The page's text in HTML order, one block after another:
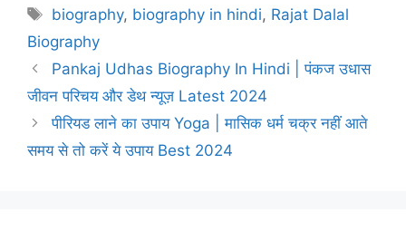
Tags
biography, biography in hindi, Rajat Dalal
Biography
Pankaj Udhas Biography In Hindi | पंकज उधास
जीवन परिचय और डेथ न्यूज़ Latest 2024
पीरियड लाने का उपाय Yoga | मासिक धर्म चक्र नहीं आते
समय से तो करें ये उपाय Best 2024